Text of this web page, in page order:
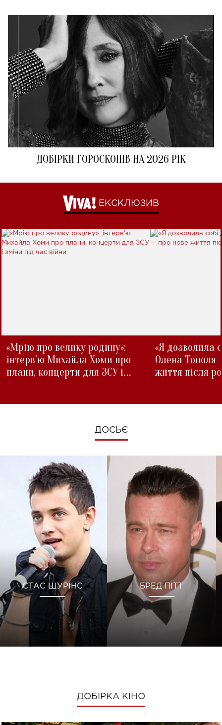
ДОБІРКИ ГОРОСКОПІВ НА 2026 РІК
ЕКСКЛЮЗИВ
«Мрію про велику родину»:
інтерв'ю Михайла Хоми про
плани, концерти для ЗСУ і
«Я дозволила
Олена Тополя
життя після
ДОСЬЄ
СТАС ШУРІНС БРЕД ПІТТ
ДОБІРКА КІНО